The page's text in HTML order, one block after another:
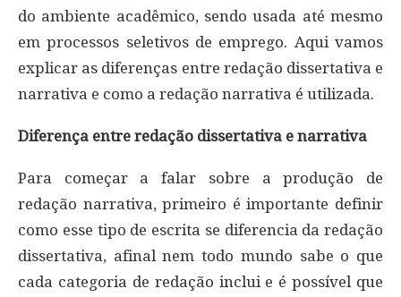
do ambiente acadêmico, sendo usada até mesmo
em processos seletivos de emprego. Aqui vamos
explicar as diferenças entre redação dissertativa e
narrativa e como a redação narrativa é utilizada.
Diferença entre redação dissertativa e narrativa
Para começar a falar sobre a produção de
redação narrativa, primeiro é importante definir
como esse tipo de escrita se diferencia da redação
dissertativa, afinal nem todo mundo sabe o que
cada categoria de redação inclui e é possível que